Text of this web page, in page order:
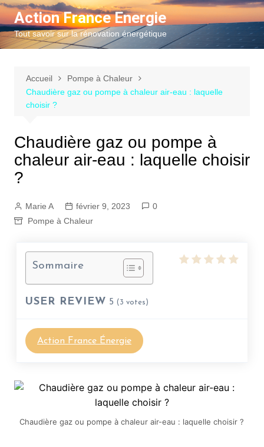
Aller
au
contenu
Action France Energie
Tout savoir sur la rénovation énergétique
Accueil
Pompe à Chaleur
Chaudière gaz ou pompe à chaleur air-eau : laquelle
choisir ?
Chaudière gaz ou pompe à
chaleur air-eau : laquelle choisir
?
Marie A février 9, 2023
0
Pompe à Chaleur
Sommaire
USER REVIEW 5 ( 3 votes)
Action France Énergie
Chaudière gaz ou pompe à chaleur air-eau : laquelle choisir ?